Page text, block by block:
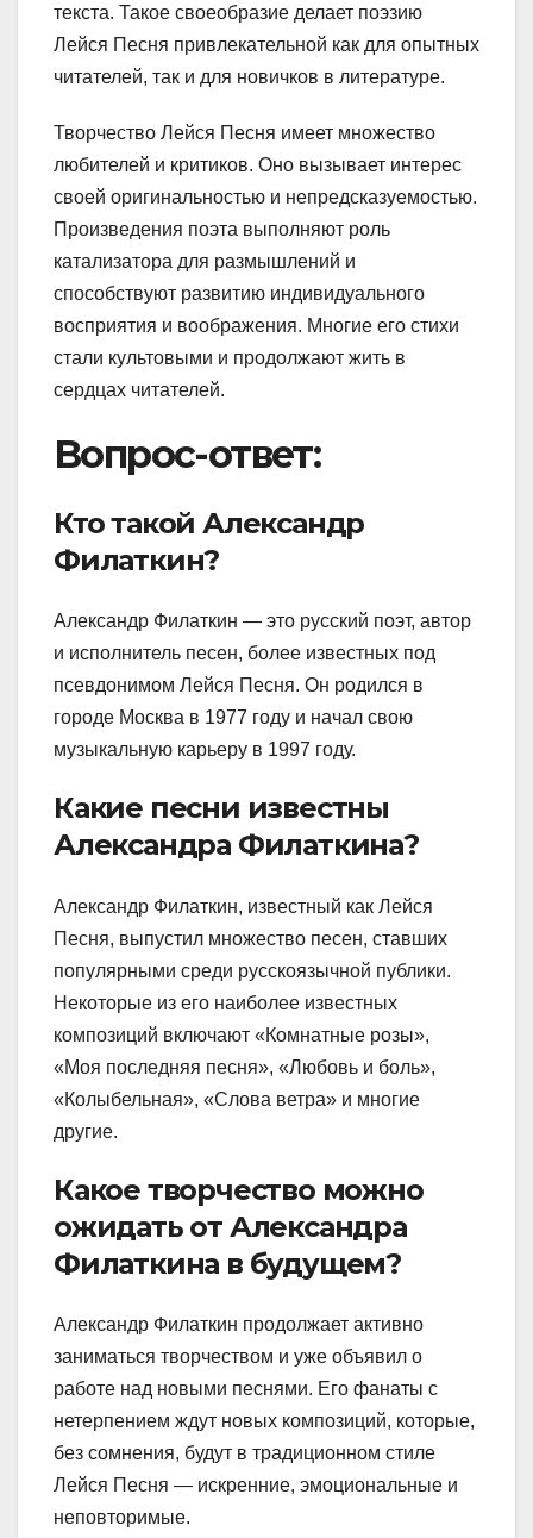
текста. Такое своеобразие делает поэзию
Лейся Песня привлекательной как для опытных
читателей, так и для новичков в литературе.
Творчество Лейся Песня имеет множество
любителей и критиков. Оно вызывает интерес
своей оригинальностью и непредсказуемостью.
Произведения поэта выполняют роль
катализатора для размышлений и
способствуют развитию индивидуального
восприятия и воображения. Многие его стихи
стали культовыми и продолжают жить в
сердцах читателей.
Вопрос-ответ:
Кто такой Александр
Филаткин?
Александр Филаткин — это русский поэт, автор
и исполнитель песен, более известных под
псевдонимом Лейся Песня. Он родился в
городе Москва в 1977 году и начал свою
музыкальную карьеру в 1997 году.
Какие песни известны
Александра Филаткина?
Александр Филаткин, известный как Лейся
Песня, выпустил множество песен, ставших
популярными среди русскоязычной публики.
Некоторые из его наиболее известных
композиций включают «Комнатные розы»,
«Моя последняя песня», «Любовь и боль»,
«Колыбельная», «Слова ветра» и многие
другие.
Какое творчество можно
ожидать от Александра
Филаткина в будущем?
Александр Филаткин продолжает активно
заниматься творчеством и уже объявил о
работе над новыми песнями. Его фанаты с
нетерпением ждут новых композиций, которые,
без сомнения, будут в традиционном стиле
Лейся Песня — искренние, эмоциональные и
неповторимые.